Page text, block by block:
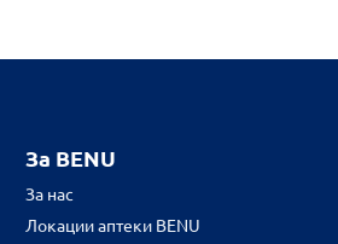
За BENU
За нас
Локации аптеки BENU